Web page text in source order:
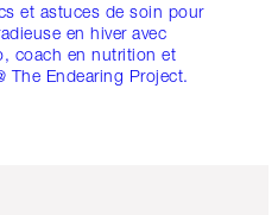
et astuces de soin pour
en hiver avec
coach en nutrition et
The Endearing Project.